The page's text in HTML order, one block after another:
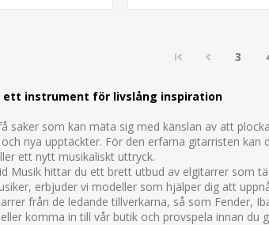
3
ett instrument för livslång inspiration
saker som kan mäta sig med känslan av att
nya upptäckter. För den erfarna gitarristen
ett nytt musikaliskt uttryck.
Musik hittar du ett brett utbud av elgitarrer som
erbjuder vi modeller som hjälper dig att
från de ledande tillverkarna, så som Fender,
komma in till vår butik och provspela innan du